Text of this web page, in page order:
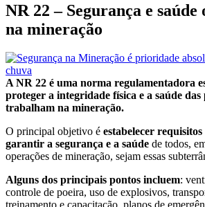
NR 22 – Segurança e saúde
na mineração
A NR 22 é uma norma regulamentadora
proteger a integridade física e a saúde das
trabalham na mineração.
O principal objetivo é estabelecer
garantir a segurança e a saúde de todos,
operações de mineração, sejam essas
Alguns dos principais pontos incluem:
controle de poeira, uso de explosivos,